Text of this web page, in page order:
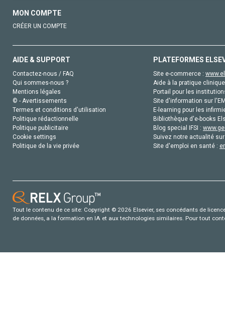
MON COMPTE
CRÉER UN COMPTE
AIDE & SUPPORT
Contactez-nous / FAQ
Qui sommes-nous ?
Mentions légales
© - Avertissements
Termes et conditions d'utilisation
Politique rédactionnelle
Politique publicitaire
Cookie settings
Politique de la vie privée
PLATEFORMES
Site e-commerce :
Aide à la pratique
Portail pour les
Site d'information sur
E-learning pour les
Bibliothèque d'e-books
Blog special IFSI :
Suivez notre actualité
Site d'emploi en santé :
Tout le contenu de ce site: Copyright © 2026 Elsevier, ses concédants de
de données, a la formation en IA et aux technologies similaires. Pour tout